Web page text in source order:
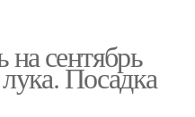
сентябрь
Посадка